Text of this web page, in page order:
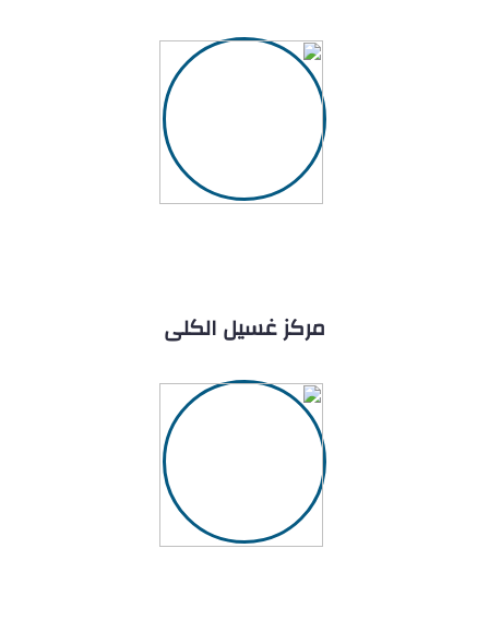
مركز غسيل الكلى